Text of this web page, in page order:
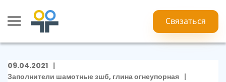
Связаться
09.04.2021
Заполнители шамотные зшб, глина огнеупорная